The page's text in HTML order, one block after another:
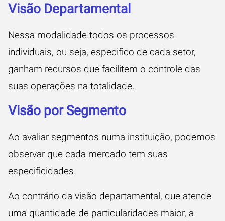
Visão Departamental
Nessa modalidade todos os processos
individuais, ou seja, especifico de cada setor,
ganham recursos que facilitem o controle das
suas operações na totalidade.
Visão por Segmento
Ao avaliar segmentos numa instituição, podemos
observar que cada mercado tem suas
especificidades.
Ao contrário da visão departamental, que atende
uma quantidade de particularidades maior, a